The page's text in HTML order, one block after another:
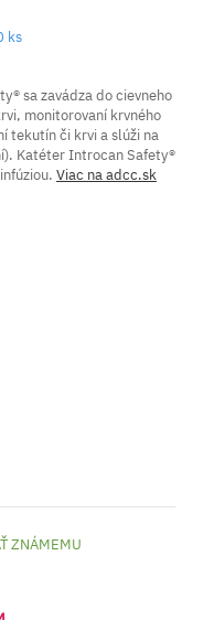
ks
sa zavádza do cievneho
monitorovaní krvného
tekutín či krvi a slúži na
Katéter Introcan Safety®
Viac na adcc.sk
ZNÁMEMU